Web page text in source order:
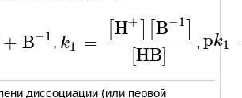
+ B−1 , k1 =
[H+ B−1
[HB]
k1 =[H +][B-1][HB] , pk1
pk1
диссоциации (или первой